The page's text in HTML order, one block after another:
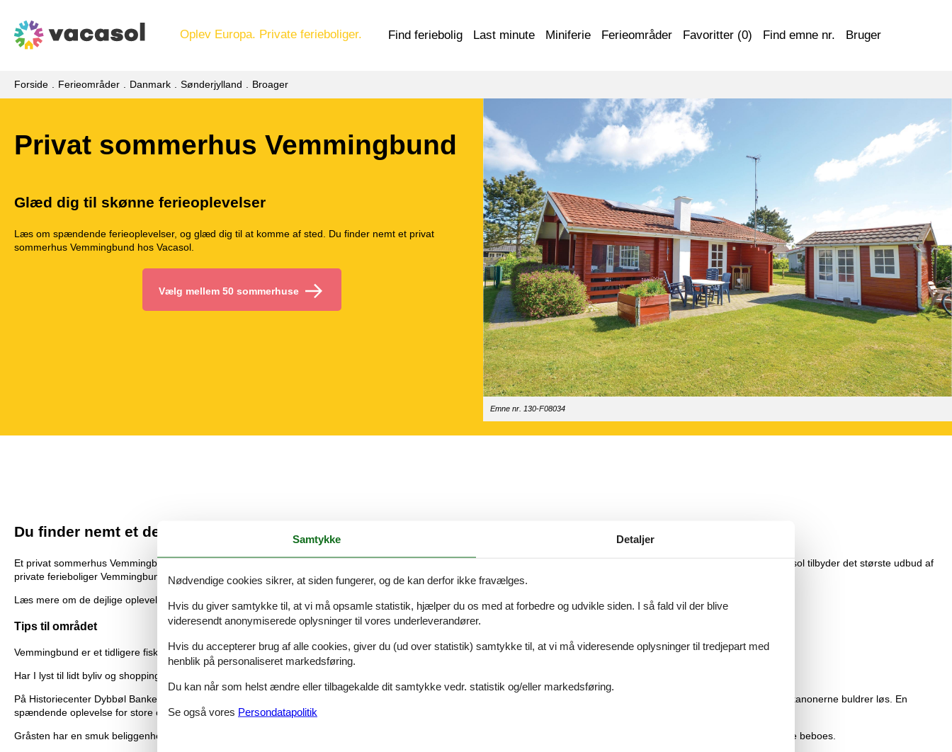
Oplev Europa. Private ferieboliger. Find feriebolig Last minute Miniferie Ferieområder Favoritter (0) Find emne nr. Bruger
Forside Ferieområder Danmark Sønderjylland Broager
Privat sommerhus Vemmingbund
Glæd dig til skønne ferieoplevelser
Læs om spændende ferieoplevelser, og glæd dig til at komme af sted. Du finder nemt et privat
sommerhus Vemmingbund hos Vacasol.
Vælg mellem 50 sommerhuse
Emne nr. 130-F08034
Du finder nemt et dejligt sommerhus Vemmingbund her på siden
Et privat sommerhus Vemmingbund til udlejning er det perfekte udgangspunkt for de mange, uforglemmelige ferieoplevelser som det spændende ferieområde byder på. Vacasol tilbyder det største udbud af
private ferieboliger Vemmingbund, så her kan du så let som ingenting danne dig et overblik over mulighederne.
Læs mere om de dejlige oplevelser du kan vælge mellem, og om fordelene ved at leje et sommerhus Vemmingbund til privat udlejning her på siden.
Tips til området
Vemmingbund er et tidligere fiskerleje i bunden af bugten med samme navn. Her er der dejligt lavt vand og en skøn sandstrand.
Har I lyst til lidt byliv og shopping, er der ikke langt til Sønderborg, hvor I kan besøge museet på Sønderborg Slot på havnen.
På Historiecenter Dybbøl Banke ved Dybbøl Mølle kan I lære mere om krigen i 1864 på en spændende og medrivende måde. Gå på opdagelse i skanserne, og vær med når kanonerne buldrer løs. En
spændende oplevelse for store og små.
Gråsten har en smuk beliggenhed ud til Flensborg Fjord, og her kan I se kongefamiliens sommerbolig Gråsten Slot. Slotskirken og haven er åbent for publikum, når slottet ikke beboes.
Samtykke Detaljer
Nødvendige cookies sikrer, at siden fungerer, og de kan derfor ikke fravælges.
Hvis du giver samtykke til, at vi må opsamle statistik, hjælper du os med at forbedre og udvikle siden. I så fald vil der blive
videresendt anonymiserede oplysninger til vores underleverandører.
Hvis du accepterer brug af alle cookies, giver du (ud over statistik) samtykke til, at vi må videresende oplysninger til tredjepart med
henblik på personaliseret markedsføring.
Du kan når som helst ændre eller tilbagekalde dit samtykke vedr. statistik og/eller markedsføring.
Se også vores Persondatapolitik